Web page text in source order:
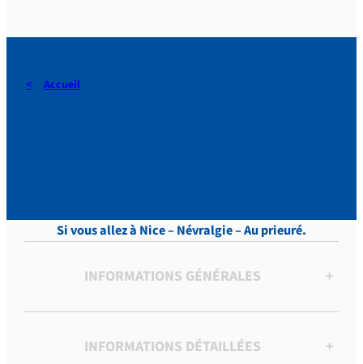
Accueil
Si vous allez à Nice – Névralgie – Au prieuré.
INFORMATIONS GÉNÉRALES +
INFORMATIONS DÉTAILLÉES +